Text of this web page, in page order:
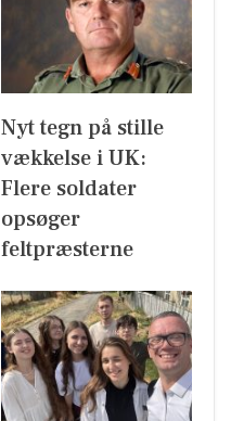
Nyt tegn på stille
vækkelse i UK:
Flere soldater
opsøger
feltpræsterne